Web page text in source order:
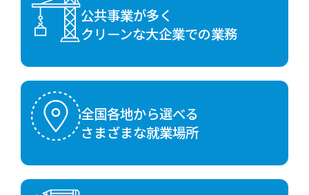
公共事業が多く
クリーンな大企業での業務
全国各地から選べる
さまざまな就業場所